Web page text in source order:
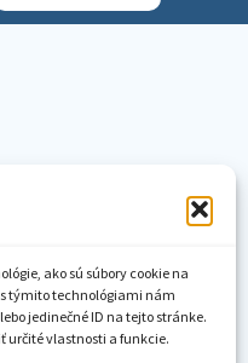
ako sú súbory cookie na
týmito technológiami nám
jedinečné ID na tejto stránke.
určité vlastnosti a funkcie.